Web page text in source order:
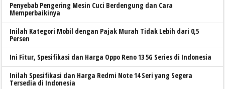
Penyebab Pengering Mesin Cuci Berdengung dan Cara
Memperbaikinya
Inilah Kategori Mobil dengan Pajak Murah Tidak Lebih dari 0,5
Persen
Ini Fitur, Spesifikasi dan Harga Oppo Reno 13 5G Series di Indonesia
Inilah Spesifikasi dan Harga Redmi Note 14 Seri yang Segera
Tersedia di Indonesia